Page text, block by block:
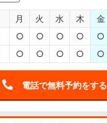
月 火 水 木 金
○ ○ ○ ○ ○
○ ○ ○ ○ ○
電話で無料予約をする